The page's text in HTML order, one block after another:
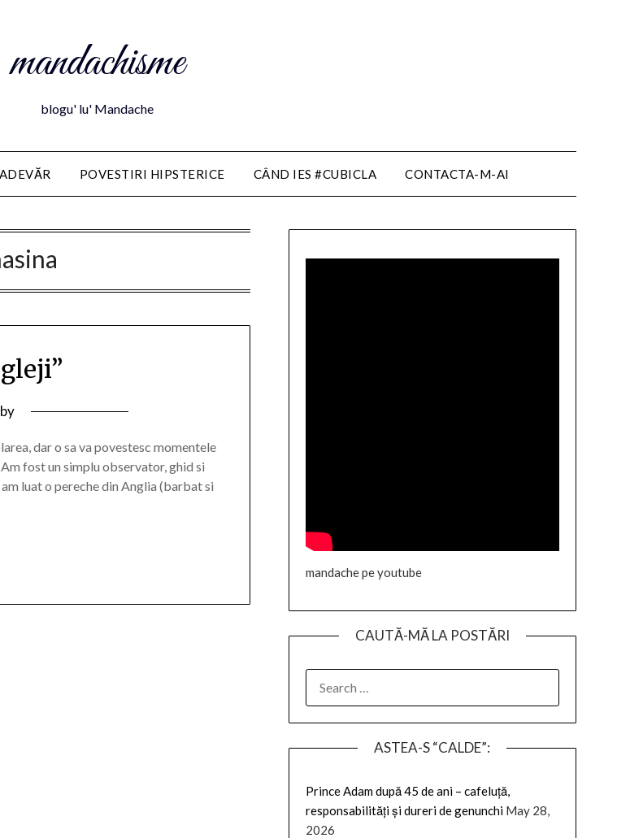
mandachisme
blogu' lu' Mandache
POVESTIRI HIPSTERICE CÂND IES #CUBICLA CONTACTA-M-AI
by
dar o sa va povestesc momentele
fost un simplu observator, ghid si
luat o pereche din Anglia (barbat si
mandache pe youtube
CAUTĂ-MĂ LA POSTĂRI
FOR:
ASTEA-S “CALDE”:
Prince Adam după 45 de ani – cafeluță,
responsabilități și dureri de genunchi May 28,
2026